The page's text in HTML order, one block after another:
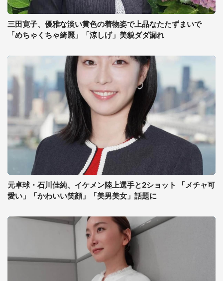
三田寛子、優雅な淡い黄色の着物姿で上品なたたずまいで
「めちゃくちゃ綺麗」「涼しげ」美貌ダダ漏れ
元卓球・石川佳純、イケメン陸上選手と2ショット 「メチャ可
愛い」「かわいい笑顔」「美男美女」話題に